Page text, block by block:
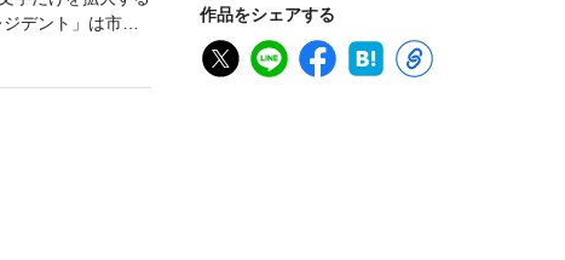
作品をシェアする
デント」は市販
役に立つ情報を
了承ください。